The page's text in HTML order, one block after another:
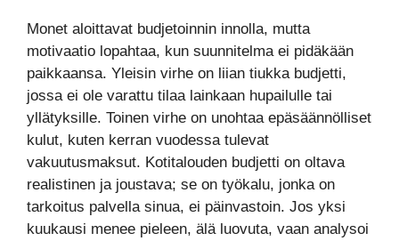
Monet aloittavat budjetoinnin innolla, mutta
motivaatio lopahtaa, kun suunnitelma ei pidäkään
paikkaansa. Yleisin virhe on liian tiukka budjetti,
jossa ei ole varattu tilaa lainkaan hupailulle tai
yllätyksille. Toinen virhe on unohtaa epäsäännölliset
kulut, kuten kerran vuodessa tulevat
vakuutusmaksut. Kotitalouden budjetti on oltava
realistinen ja joustava; se on työkalu, jonka on
tarkoitus palvella sinua, ei päinvastoin. Jos yksi
kuukausi menee pieleen, älä luovuta, vaan analysoi